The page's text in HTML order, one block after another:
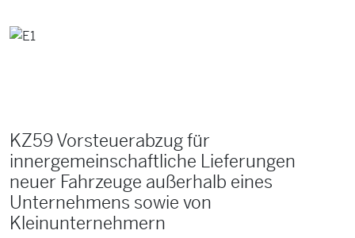
KZ59 Vorsteuerabzug für
innergemeinschaftliche Lieferungen
neuer Fahrzeuge außerhalb eines
Unternehmens sowie von
Kleinunternehmern